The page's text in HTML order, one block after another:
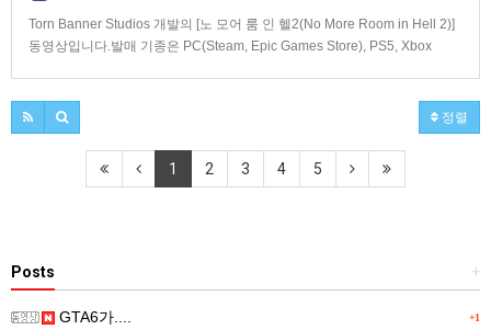
Torn Banner Studios 개발의 [노 모어 룸 인 헬2(No More Room in Hell 2)]
동영상입니다.발매 기종은 PC(Steam, Epic Games Store), PS5, Xbox
정렬
1 2 3 4 5
+
Posts
+1
GTA6가....